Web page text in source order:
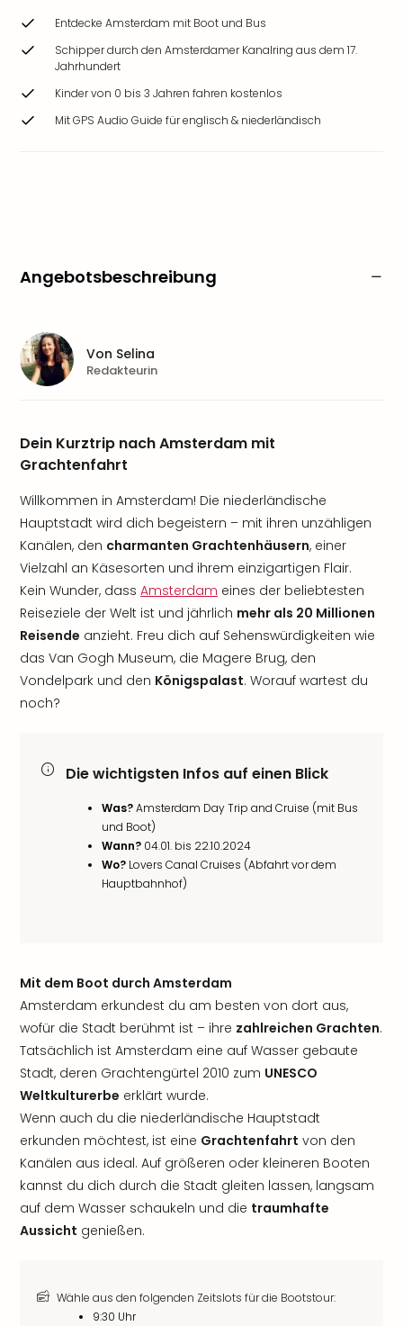
Entdecke Amsterdam mit Boot und Bus
Schipper durch den Amsterdamer Kanalring aus dem 17.
Jahrhundert
Kinder von 0 bis 3 Jahren fahren kostenlos
Mit GPS Audio Guide für englisch & niederländisch
Angebotsbeschreibung
Dein Kurztrip nach Amsterdam mit
Grachtenfahrt
Willkommen in Amsterdam! Die niederländische
Hauptstadt wird dich begeistern – mit ihren unzähligen
Kanälen, den charmanten Grachtenhäusern, einer
Vielzahl an Käsesorten und ihrem einzigartigen Flair.
Kein Wunder, dass Amsterdam eines der beliebtesten
Reiseziele der Welt ist und jährlich mehr als 20 Millionen
Reisende anzieht. Freu dich auf Sehenswürdigkeiten wie
das Van Gogh Museum, die Magere Brug, den
Vondelpark und den Königspalast. Worauf wartest du
noch?
Die wichtigsten Infos auf einen Blick
Was?Amsterdam Day Trip and Cruise (mit Bus
und Boot)
Wann? 04.01. bis 22.10.2024
Wo? Lovers Canal Cruises (Abfahrt vor dem
Hauptbahnhof)
Mit dem Boot durch Amsterdam
Amsterdam erkundest du am besten von dort aus,
wofür die Stadt berühmt ist – ihre zahlreichen Grachten.
Tatsächlich ist Amsterdam eine auf Wasser gebaute
Stadt, deren Grachtengürtel 2010 zum UNESCO
Weltkulturerbe erklärt wurde.
Wenn auch du die niederländische Hauptstadt
erkunden möchtest, ist eine Grachtenfahrt von den
Kanälen aus ideal. Auf größeren oder kleineren Booten
kannst du dich durch die Stadt gleiten lassen, langsam
auf dem Wasser schaukeln und die traumhafte
Aussicht genießen.
Wähle aus den folgenden Zeitslots für die Bootstour:
9:30 Uhr
Von Selina
Redakteurin